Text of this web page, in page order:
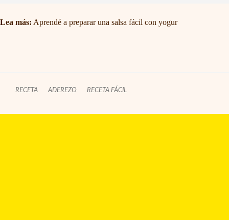
Lea más: Aprendé a preparar una salsa fácil con yogur
RECETA ADEREZO RECETA FÁCIL